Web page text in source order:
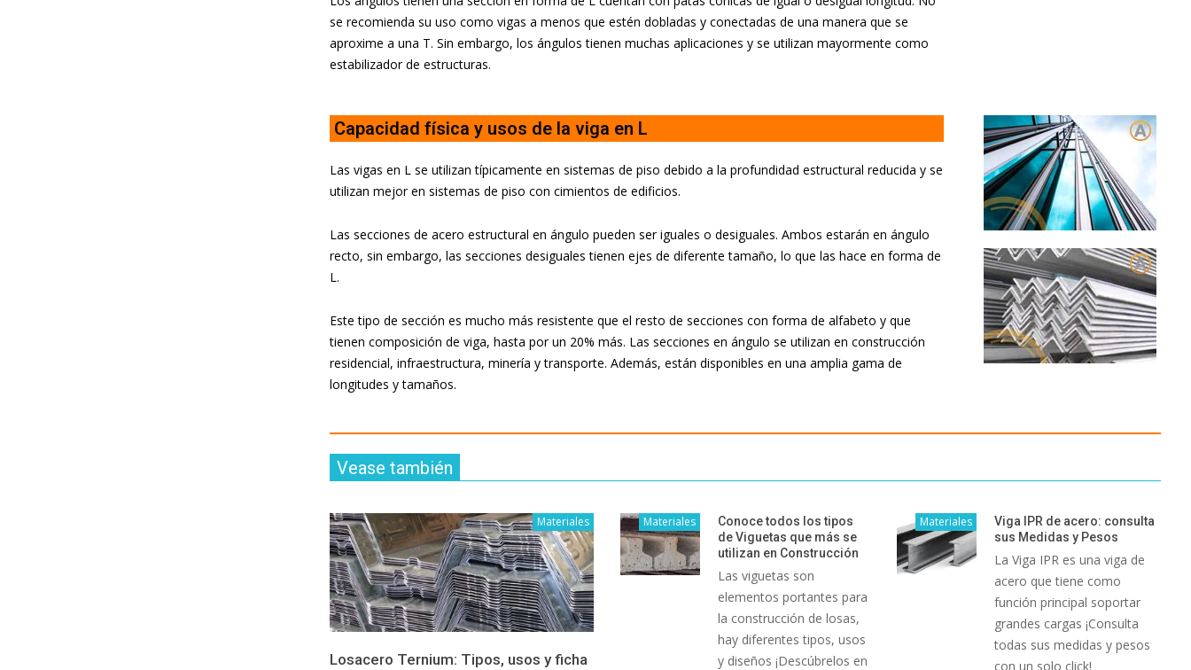
se recomienda su uso como vigas a menos que estén dobladas y conectadas de una manera que se
aproxime a una T. Sin embargo, los ángulos tienen muchas aplicaciones y se utilizan mayormente como
estabilizador de estructuras.
Capacidad física y usos de la viga en L
Las vigas en L se utilizan típicamente en sistemas de piso debido a la profundidad estructural reducida y se
utilizan mejor en sistemas de piso con cimientos de edificios.
Las secciones de acero estructural en ángulo pueden ser iguales o desiguales. Ambos estarán en ángulo
recto, sin embargo, las secciones desiguales tienen ejes de diferente tamaño, lo que las hace en forma de
L.
Este tipo de sección es mucho más resistente que el resto de secciones con forma de alfabeto y que
tienen composición de viga, hasta por un 20% más. Las secciones en ángulo se utilizan en construcción
residencial, infraestructura, minería y transporte. Además, están disponibles en una amplia gama de
longitudes y tamaños.
Vease también
Materiales
Losacero Ternium: Tipos, usos y ficha
Materiales
Conoce todos los tipos
de Viguetas que más se
utilizan en Construcción
Las viguetas son
elementos portantes para
la construcción de losas,
hay diferentes tipos, usos
y diseños ¡Descúbrelos en
Materiales
Viga IPR de acero: consulta
sus Medidas y Pesos
La Viga IPR es una viga de
acero que tiene como
función principal soportar
grandes cargas ¡Consulta
todas sus medidas y pesos
con un solo click!